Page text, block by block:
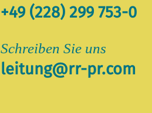
+49 (228) 299 753-0
Schreiben Sie uns
leitung@rr-pr.com